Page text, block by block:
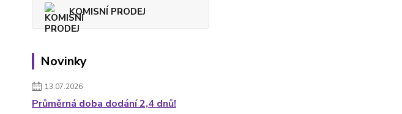
KOMISNÍ PRODEJ
Novinky
13.07.2026
Průměrná doba dodání 2,4 dnů!